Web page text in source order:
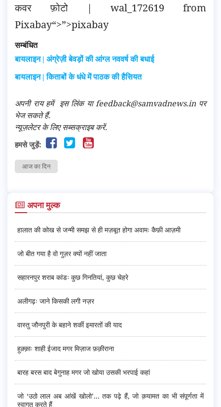
कवर फ़ोटो |wal_172619 from
Pixabay“>”>pixabay
सम्बंधित
बायलाइन | अंग्रेज़ी बेवड़ों की आंग्ल नववर्ष की बधाई
बायलाइन | किताबों के धंधे में पाठक की हैसियत
अपनी राय हमें इस लिंक या feedback@samvadnews.in पर
भेज सकते हैं.
न्यूज़लेटर के लिए सब्सक्राइब करें.
हमसे जुड़ें:
आज का दिन
अपना मुल्क
हालात की कोख से जन्मी समझ से ही मज़बूत होगा अवामः कैफ़ी आज़मी
जो बीत गया है वो गुज़र क्यों नहीं जाता
सहारनपुर शराब कांडः कुछ गिनतियां, कुछ चेहरे
अलीगढ़ः जाने किसकी लगी नज़र
वास्तु जौनपुरी के बहाने शर्की इमारतों की याद
हुक़्क़ाः शाही ईजाद मगर मिज़ाज फ़क़ीराना
बारह बरस बाद बेगुनाह मगर जो खोया उसकी भरपाई कहां
जो ‘उठो लाल अब आंखें खोलो’... तक पढ़े हैं, जो क़यामत का भी संपूर्णता में
स्वागत करते हैं